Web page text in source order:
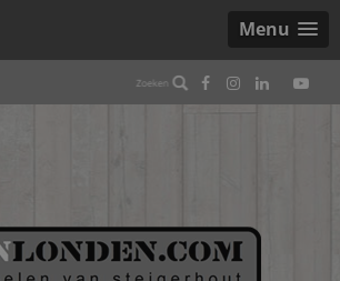
Menu